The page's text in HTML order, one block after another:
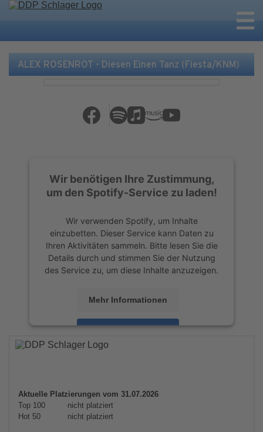
ALEX ROSENROT - Diesen Einen Tanz (Fiesta/KNM)
Wir benötigen Ihre Zustimmung,
um den Spotify-Service zu laden!
Wir verwenden Spotify, um Inhalte
einzubetten. Dieser Service kann Daten zu
Ihren Aktivitäten sammeln. Bitte lesen Sie die
Details durch und stimmen Sie der Nutzung
des Service zu, um diese Inhalte anzuzeigen.
Mehr Informationen
Akzeptieren
powered by
Aktuelle Platzierungen vom 31.07.2026
Top 100
nicht platziert
Hot 50
nicht platziert